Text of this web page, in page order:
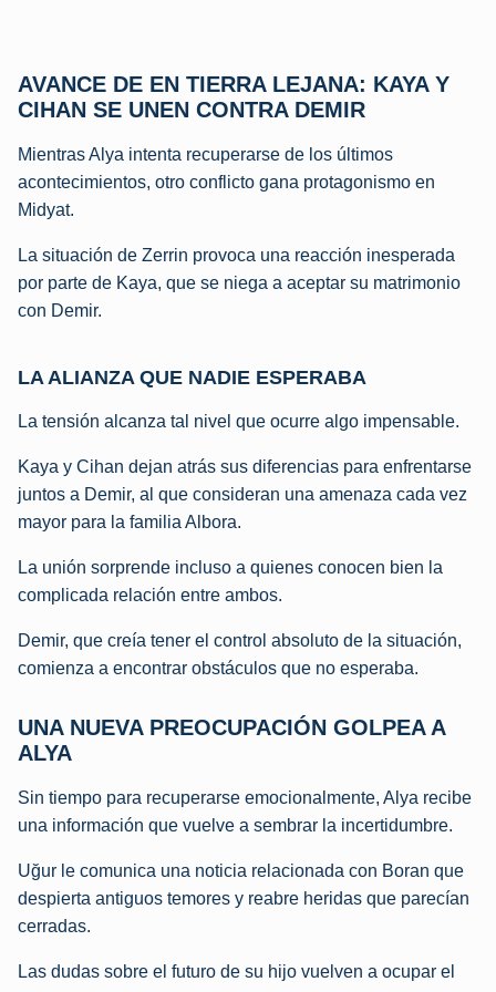
AVANCE DE EN TIERRA LEJANA: KAYA Y
CIHAN SE UNEN CONTRA DEMIR
Mientras Alya intenta recuperarse de los últimos
acontecimientos, otro conflicto gana protagonismo en
Midyat.
La situación de Zerrin provoca una reacción inesperada
por parte de Kaya, que se niega a aceptar su matrimonio
con Demir.
LA ALIANZA QUE NADIE ESPERABA
La tensión alcanza tal nivel que ocurre algo impensable.
Kaya y Cihan dejan atrás sus diferencias para enfrentarse
juntos a Demir, al que consideran una amenaza cada vez
mayor para la familia Albora.
La unión sorprende incluso a quienes conocen bien la
complicada relación entre ambos.
Demir, que creía tener el control absoluto de la situación,
comienza a encontrar obstáculos que no esperaba.
UNA NUEVA PREOCUPACIÓN GOLPEA A
ALYA
Sin tiempo para recuperarse emocionalmente, Alya recibe
una información que vuelve a sembrar la incertidumbre.
Uğur le comunica una noticia relacionada con Boran que
despierta antiguos temores y reabre heridas que parecían
cerradas.
Las dudas sobre el futuro de su hijo vuelven a ocupar el